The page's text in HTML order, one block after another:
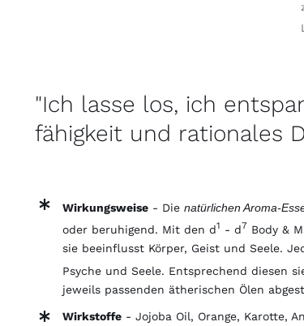
"Ich lasse los, ich
fähigkeit und rationales
Wirkungsweise- Die natürlichen Aroma-
oder beruhigend. Mit den d1 - d7 Body &
sie beeinflusst Körper, Geist und Seele.
Psyche und Seele. Entsprechend diesen
jeweils passenden ätherischen Ölen
Wirkstoffe- Jojoba Oil, Orange, Karotte,